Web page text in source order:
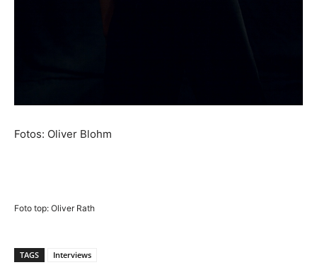
Fotos: Oliver Blohm
Foto top: Oliver Rath
TAGS Interviews